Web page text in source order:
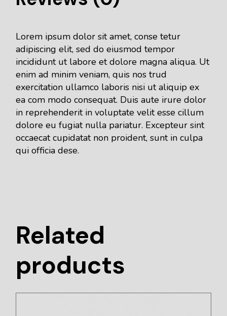
Lorem ipsum dolor sit amet, conse tetur
adipiscing elit, sed do eiusmod tempor
incididunt ut labore et dolore magna aliqua. Ut
enim ad minim veniam, quis nos trud
exercitation ullamco laboris nisi ut aliquip ex
ea com modo consequat. Duis aute irure dolor
in reprehenderit in voluptate velit esse cillum
dolore eu fugiat nulla pariatur. Excepteur sint
occaecat cupidatat non proident, sunt in culpa
qui officia dese.
Related
products